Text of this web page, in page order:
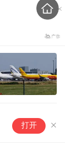
打开